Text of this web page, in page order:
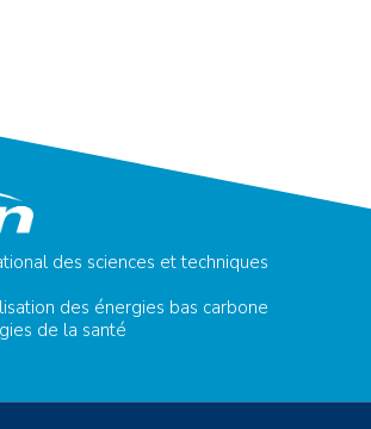
des sciences et techniques
des énergies bas carbone
de la santé